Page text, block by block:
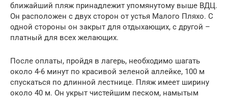
ближайший пляж принадлежит упомянутому выше ВДЦ.
Он расположен с двух сторон от устья Малого Пляхо. С
одной стороны он закрыт для отдыхающих, с другой –
платный для всех желающих.
После оплаты, пройдя в лагерь, необходимо шагать
около 4-6 минут по красивой зеленой аллейке, 100 м
спускаться по длинной лестнице. Пляж имеет ширину
около 40 м. Он укрыт чистейшим песком, намытым